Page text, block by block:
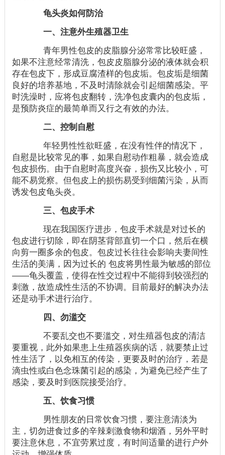
龟头炎如何防治
一、注意外生殖器卫生
青年男性包皮的皮脂腺分泌常常比较旺盛，
如果不注意经常清洗，包皮皮脂腺分泌的液体就会积
存在包皮下，形成豆腐渣样的包皮垢。包皮垢是细菌
良好的培养基地，不及时清除就会引起细菌感染。平
时洗澡时，应将包皮翻转，洗净包皮囊内的包皮垢，
是预防炎症的最简单而又行之有效的办法。
二、控制自慰
年轻男性性欲旺盛，在没有性伴的情况下，
自慰是比较常见的事，如果自慰动作粗暴，就会造成
包皮损伤。由于自慰时高度兴奋，损伤又比较小，可
能不易觉察。但包皮上的损伤易受到细菌污染，从而
诱发包皮龟头炎。
三、包皮手术
现在我国医疗进步，包皮手术就是对过长的
包皮进行切除，即在阴茎背部直切一个口，然后在横
向剪一圈多余的包皮。包皮过长往往会影响夫妻间性
生活的美满，因为过长的 包皮将男性最为敏感的部位
——龟头覆盖，使得在性交过程中不能得到较强烈的
刺激，故造成性生活的不协调。目前最好的解决办法
还是动手术进行治疗。
四、勿滥交
不要乱交也不要滥交，对生殖器包皮的清洁
要重视，此外如果患上生殖器疾病的话，就要禁止过
性生活了，以免相互的传染，更要及时的治疗，若是
滴虫性或白色念珠菌引起的感染，为避免已经产生了
感染，要及时到医院接受治疗。
五、饮食习惯
男性朋友的日常饮食习惯，要注意清淡为
主，切勿进食过多的辛辣刺激食物和烟酒，另外平时
要注意休息，不宜劳累过度，有时间适量的进行户外